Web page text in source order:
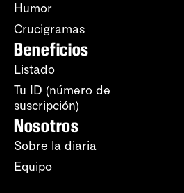
Humor
Crucigramas
Beneficios
Listado
Tu ID (número de
suscripción)
Nosotros
Sobre la diaria
Equipo